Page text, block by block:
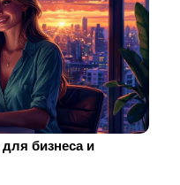
бизнеса и